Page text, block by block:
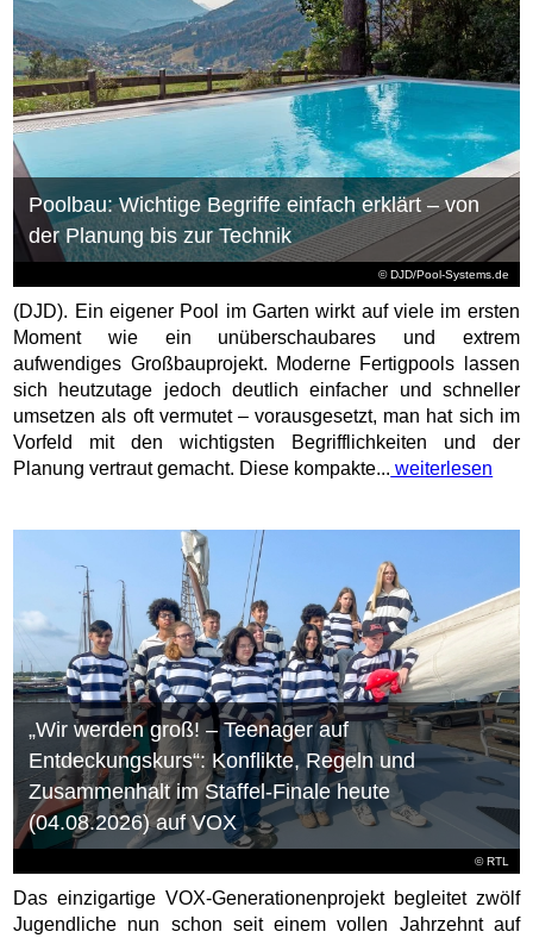
© DJD/Pool-Systems.de
Poolbau: Wichtige Begriffe einfach erklärt – von
der Planung bis zur Technik
(DJD). Ein eigener Pool im Garten wirkt auf viele im ersten
Moment wie ein unüberschaubares und extrem
aufwendiges Großbauprojekt. Moderne Fertigpools lassen
sich heutzutage jedoch deutlich einfacher und schneller
umsetzen als oft vermutet – vorausgesetzt, man hat sich im
Vorfeld mit den wichtigsten Begrifflichkeiten und der
Planung vertraut gemacht. Diese kompakte... weiterlesen
©RTL
„Wir werden groß! – Teenager auf
Entdeckungskurs“: Konflikte, Regeln und
Zusammenhalt im Staffel-Finale heute
(04.08.2026) auf VOX
Das einzigartige VOX-Generationenprojekt begleitet zwölf
Jugendliche nun schon seit einem vollen Jahrzehnt auf